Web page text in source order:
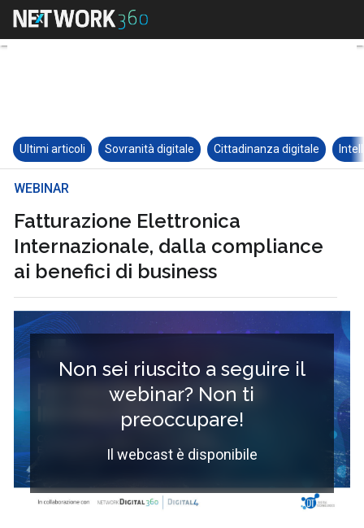
Ultimi articoli Sovranità digitale Cittadinanza digitale
WEBINAR
Fatturazione Elettronica
Internazionale, dalla compliance
ai benefici di business
Non sei riuscito a seguire il
webinar? Non ti
preoccupare!
Il webcast è disponibile